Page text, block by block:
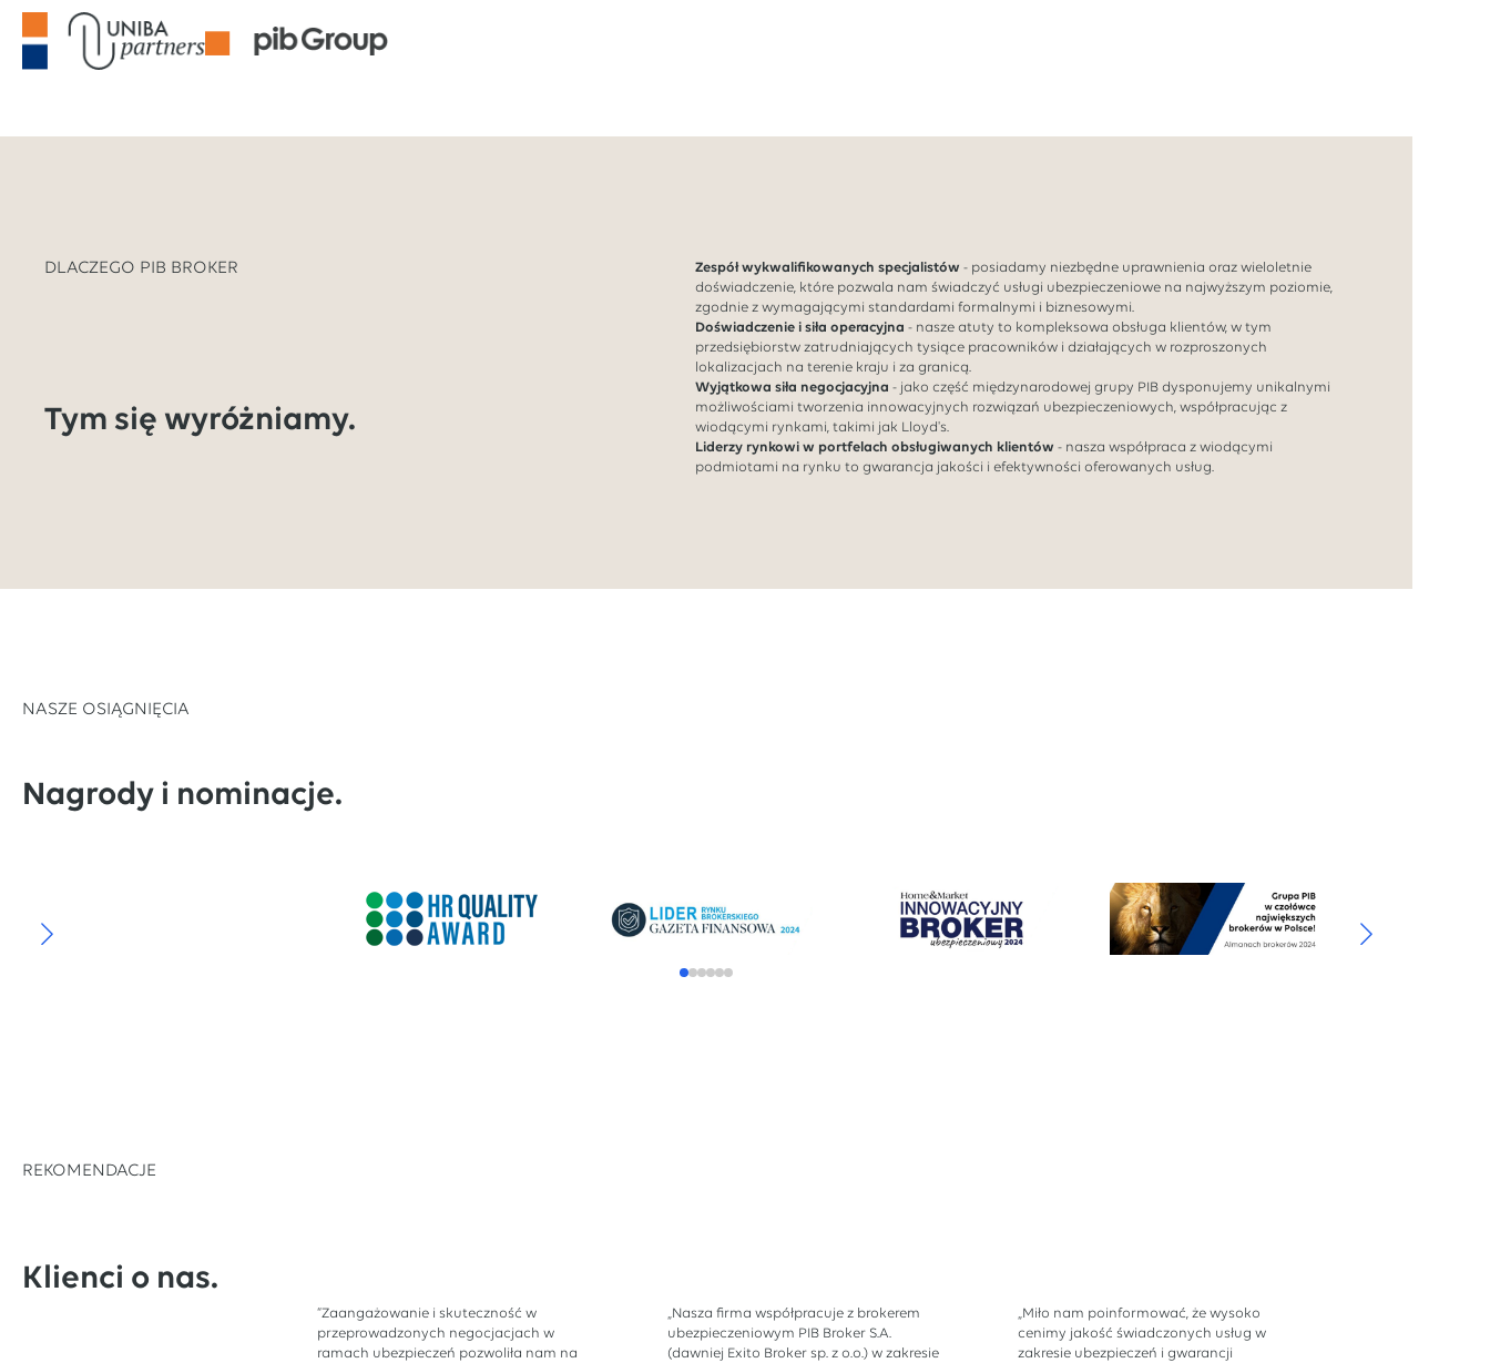
DLACZEGO PIB BROKER
Tym się wyróżniamy.
Zespół wykwalifikowanych specjalistów - posiadamy niezbędne uprawnienia oraz wieloletnie
doświadczenie, które pozwala nam świadczyć usługi ubezpieczeniowe na najwyższym poziomie,
zgodnie z wymagającymi standardami formalnymi i biznesowymi.
Doświadczenie i siła operacyjna - nasze atuty to kompleksowa obsługa klientów, w tym
przedsiębiorstw zatrudniających tysiące pracowników i działających w rozproszonych
lokalizacjach na terenie kraju i za granicą.
Wyjątkowa siła negocjacyjna - jako część międzynarodowej grupy PIB dysponujemy unikalnymi
możliwościami tworzenia innowacyjnych rozwiązań ubezpieczeniowych, współpracując z
wiodącymi rynkami, takimi jak Lloyd's.
Liderzy rynkowi w portfelach obsługiwanych klientów - nasza współpraca z wiodącymi
podmiotami na rynku to gwarancja jakości i efektywności oferowanych usług.
NASZE OSIĄGNIĘCIA
Nagrody i nominacje.
REKOMENDACJE
Klienci o nas.
“Zaangażowanie i skuteczność w
przeprowadzonych negocjacjach w
ramach ubezpieczeń pozwoliła nam na
„Nasza firma współpracuje z brokerem
ubezpieczeniowym PIB Broker S.A.
(dawniej Exito Broker sp. z o.o.) w zakresie
„Miło nam poinformować, że wysoko
cenimy jakość świadczonych usług w
zakresie ubezpieczeń i gwarancji